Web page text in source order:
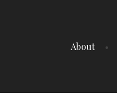
About